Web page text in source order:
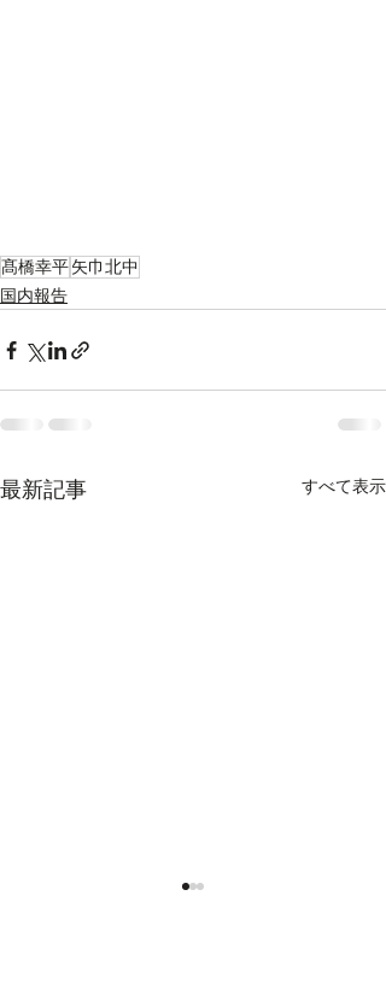
髙橋幸平矢巾北中
国内報告
最新記事 すべて表示